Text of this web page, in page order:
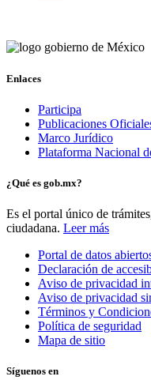
Enlaces
Participa
Publicaciones
Marco Jurídico
Plataforma Nacional
¿Qué es gob.mx?
Es el portal único de
ciudadana. Leer más
Portal de datos
Declaración de
Aviso de privacidad
Aviso de privacidad
Términos y
Política de seguridad
Mapa de sitio
Síguenos en